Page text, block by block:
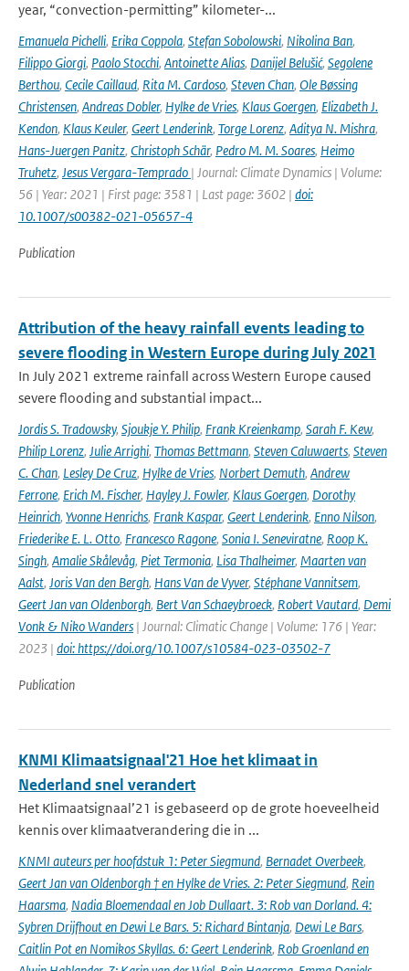
year, “convection-permitting” kilometer-...
Emanuela Pichelli, Erika Coppola, Stefan Sobolowski, Nikolina Ban,
Filippo Giorgi, Paolo Stocchi, Antoinette Alias, Danijel Belušić, Segolene
Berthou, Cecile Caillaud, Rita M. Cardoso, Steven Chan, Ole Bøssing
Christensen, Andreas Dobler, Hylke de Vries, Klaus Goergen, Elizabeth J.
Kendon, Klaus Keuler, Geert Lenderink, Torge Lorenz, Aditya N. Mishra,
Hans-Juergen Panitz, Christoph Schär, Pedro M. M. Soares, Heimo
Truhetz, Jesus Vergara-Temprado | Journal: Climate Dynamics | Volume:
56 | Year: 2021 | First page: 3581 | Last page: 3602 | doi:
10.1007/s00382-021-05657-4
Publication
Attribution of the heavy rainfall events leading to
severe flooding in Western Europe during July 2021
In July 2021 extreme rainfall across Western Europe caused
severe flooding and substantial impact...
Jordis S. Tradowsky, Sjoukje Y. Philip, Frank Kreienkamp, Sarah F. Kew,
Philip Lorenz, Julie Arrighi, Thomas Bettmann, Steven Caluwaerts, Steven
C. Chan, Lesley De Cruz, Hylke de Vries, Norbert Demuth, Andrew
Ferrone, Erich M. Fischer, Hayley J. Fowler, Klaus Goergen, Dorothy
Heinrich, Yvonne Henrichs, Frank Kaspar, Geert Lenderink, Enno Nilson,
Friederike E. L. Otto, Francesco Ragone, Sonia I. Seneviratne, Roop K.
Singh, Amalie Skålevåg, Piet Termonia, Lisa Thalheimer, Maarten van
Aalst, Joris Van den Bergh, Hans Van de Vyver, Stéphane Vannitsem,
Geert Jan van Oldenborgh, Bert Van Schaeybroeck, Robert Vautard, Demi
Vonk & Niko Wanders | Journal: Climatic Change | Volume: 176 | Year:
2023 | doi: https://doi.org/10.1007/s10584-023-03502-7
Publication
KNMI Klimaatsignaal'21 Hoe het klimaat in
Nederland snel verandert
Het Klimaatsignaal’21 is gebaseerd op de grote hoeveelheid
kennis over klimaatverandering die in ...
KNMI auteurs per hoofdstuk 1: Peter Siegmund, Bernadet Overbeek,
Geert Jan van Oldenborgh † en Hylke de Vries. 2: Peter Siegmund, Rein
Haarsma, Nadia Bloemendaal en Job Dullaart. 3: Rob van Dorland. 4:
Sybren Drijfhout en Dewi Le Bars. 5: Richard Bintanja, Dewi Le Bars,
Caitlin Pot en Nomikos Skyllas. 6: Geert Lenderink, Rob Groenland en